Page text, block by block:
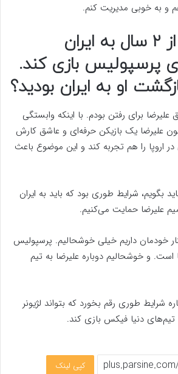
و به خوبی مدیریت کنم.
*علیرضا بعد از ۲ سال به ایران
پرسپولیس بازی کند.
او به ایران بودید؟
برای رفتن بودم. با اینکه وابستگی
علیرضا یک بازیکن حرفه‌ای و عاشق کارش
اروپا را هم تجربه کند و این موضوع باعث
بگویم، شرایط طوری بود که باید به ایران
علیرضا حمایت می‌کنیم.
کنار خودمان داریم خیلی خوشحالیم. پرسپولیس
و خوشحالیم دوباره علیرضا به تیم
شرایط طوری رقم بخورد که بتواند لژیونر
تیم‌های دنیا فیکس بازی کند.
کپی لینک